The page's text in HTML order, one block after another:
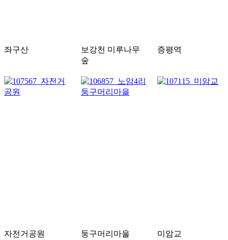
좌구산
보강천 미루나무
숲
증평역
자전거공원 둥구머리마을 미암교